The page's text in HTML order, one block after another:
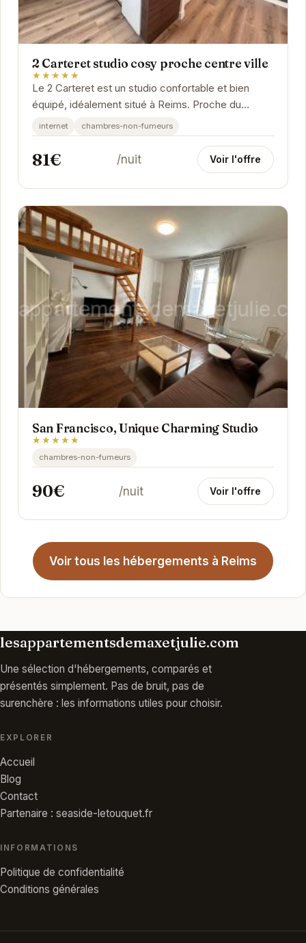
2 Carteret studio cosy proche centre ville
★★★★★
Le 2 Carteret est un studio confortable et bien
équipé, idéalement situé à Reims. Proche du
centre-ville et des transports en commun, il offre...
internet chambres-non-fumeurs
81€ /nuit Voir l'offre
San Francisco, Unique Charming Studio
★★★★★
chambres-non-fumeurs
90€ /nuit Voir l'offre
Voir tous les hébergements à Reims
lesappartementsdemaxetjulie.com
Une sélection d'hébergements, comparés et
présentés simplement. Pas de bruit, pas de
surenchère : les informations utiles pour choisir.
EXPLORER
Accueil
Blog
Contact
Partenaire : seaside-letouquet.fr
INFORMATIONS
Politique de confidentialité
Conditions générales